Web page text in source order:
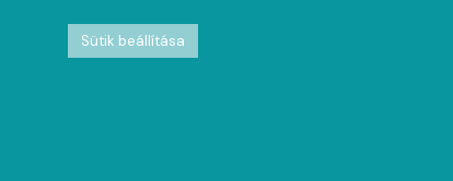
Sütik beállítása